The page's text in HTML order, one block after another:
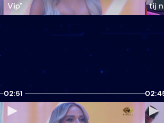
Vip"
tij
02:51